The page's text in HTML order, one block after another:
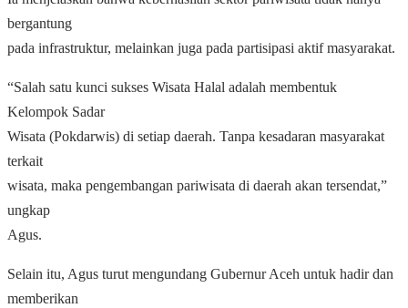
bergantung
pada infrastruktur, melainkan juga pada partisipasi aktif masyarakat.
“Salah satu kunci sukses Wisata Halal adalah membentuk
Kelompok Sadar
Wisata (Pokdarwis) di setiap daerah. Tanpa kesadaran masyarakat
terkait
wisata, maka pengembangan pariwisata di daerah akan tersendat,”
ungkap
Agus.
Selain itu, Agus turut mengundang Gubernur Aceh untuk hadir dan
memberikan